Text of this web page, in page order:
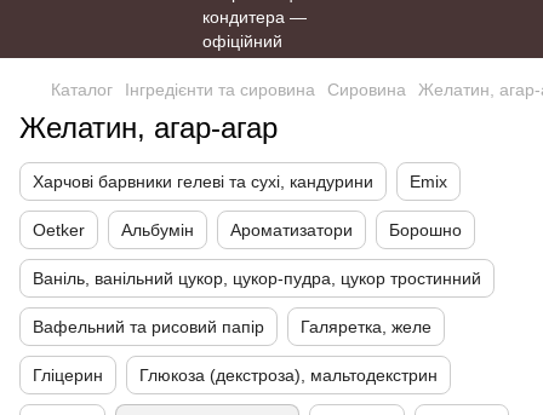
Каталог Інгредієнти та сировина Сировина Желатин, агар-
Желатин, агар-агар
Харчові барвники гелеві та сухі, кандурини Emix
Oetker Альбумін Ароматизатори Борошно
Ваніль, ванільний цукор, цукор-пудра, цукор тростинний
Вафельний та рисовий папір Галяретка, желе
Гліцерин Глюкоза (декстроза), мальтодекстрин